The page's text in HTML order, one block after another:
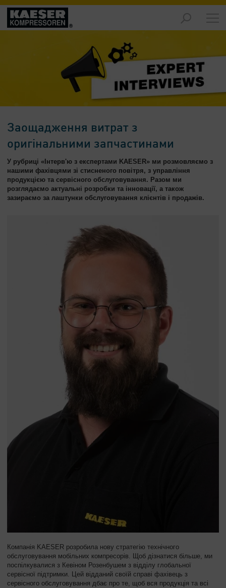
Продукція
-
Підприємство
-
Огляд
Заощадження витрат з
оригінальними запчастинами
У рубриці «Інтерв'ю з експертами KAESER» ми розмовляємо з
нашими фахівцями зі стисненого повітря, з управління
продукцією та сервісного обслуговування. Разом ми
розглядаємо актуальні розробки та інновації, а також
зазираємо за лаштунки обслуговування клієнтів і продажів.
Компанія KAESER розробила нову стратегію технічного
обслуговування мобільних компресорів. Щоб дізнатися більше, ми
поспілкувалися з Кевіном Розенбушем з відділу глобальної
сервісної підтримки. Цей відданий своїй справі фахівець з
сервісного обслуговування дбає про те, щоб вся продукція та всі